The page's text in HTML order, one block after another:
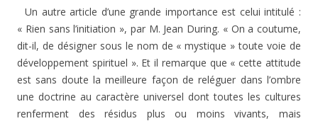
Un autre article d’une grande importance est celui intitulé :
« Rien sans l’initiation », par M. Jean During. « On a coutume,
dit-il, de désigner sous le nom de « mystique » toute voie de
développement spirituel ». Et il remarque que « cette attitude
est sans doute la meilleure façon de reléguer dans l’ombre
une doctrine au caractère universel dont toutes les cultures
renferment des résidus plus ou moins vivants, mais